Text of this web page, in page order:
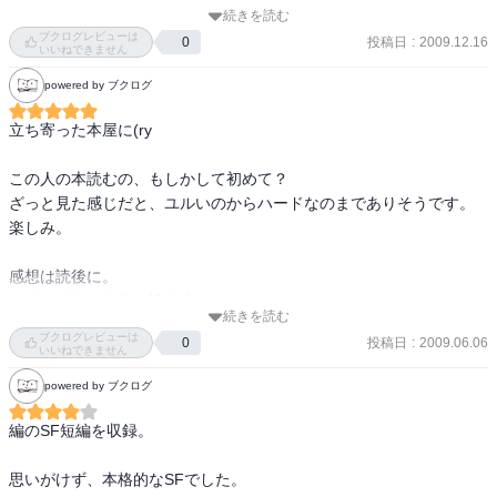
まいました。
正直短編ではなく長編にするべきだったのではないかと思います。
それぞれ伏線回収はきちんとしているし、まとまってはいたのです
が、前に書いたように機械の構造とかそういうものを説明するなら
ば短編では足りません。長編にしてゆっくり丁寧に説明するべきだ
もしかしたら作者さんは機械の構造についてなどは理解してもらわ
なくても良いと考えているのかもしれませんが、それならばもう少
し簡単にもしくは簡潔にするべきだった気がしてなりません。
続きを読む
ブクログレビューは
いいねできません
0 投稿日 : 2009.12.16
powered by ブクログ
立ち寄った本屋に(ry
この人の本読むの、もしかして初めて？
ざっと見た感じだと、ユルいのからハードなのまでありそうです。
楽しみ。
感想は読後に。
…読後…
面白かったー!!この本を読んでたら、集中し過ぎて一駅乗り過ごして
遅刻しそうになりました。
じ。ニヤリとさせられたりもやもやしたり。
続きを読む
ブクログレビューは
いいねできません
0 投稿日 : 2009.06.06
powered by ブクログ
編のSF短編を収録。
思いがけず、本格的なSFでした。